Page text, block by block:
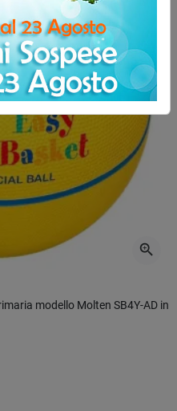
zoom_in
modello Molten SB4Y-AD in